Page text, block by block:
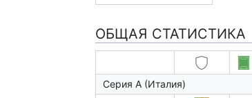
ОБЩАЯ СТАТИСТИКА
Серия А (Италия)